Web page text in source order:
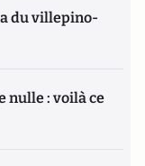
du villepino-
nulle : voilà ce